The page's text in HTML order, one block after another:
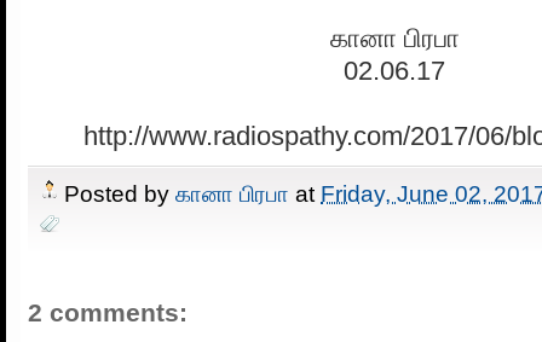
கானா பிரபா
02.06.17
http://www.radiospathy.com/2017/06/
Posted by கானா பிரபா at Friday, June 02,
2 comments: